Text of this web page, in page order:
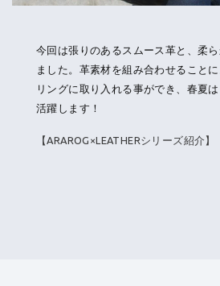
今回は張りのあるスムース革と、柔
ました。革素材を組み合わせること
リングに取り入れる事ができ、春夏
活躍します！
【ARAROG×LEATHERシリーズ紹介】